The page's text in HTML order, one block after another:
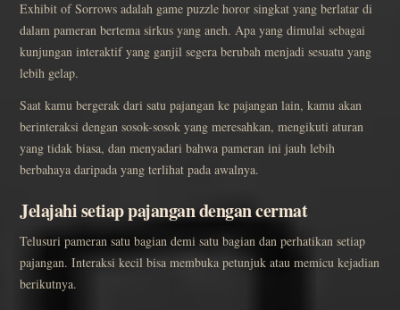
Exhibit of Sorrows adalah game puzzle horor singkat yang berlatar di
dalam pameran bertema sirkus yang aneh. Apa yang dimulai sebagai
kunjungan interaktif yang ganjil segera berubah menjadi sesuatu yang
lebih gelap.
Saat kamu bergerak dari satu pajangan ke pajangan lain, kamu akan
berinteraksi dengan sosok-sosok yang meresahkan, mengikuti aturan
yang tidak biasa, dan menyadari bahwa pameran ini jauh lebih
berbahaya daripada yang terlihat pada awalnya.
Jelajahi setiap pajangan dengan cermat
Telusuri pameran satu bagian demi satu bagian dan perhatikan setiap
pajangan. Interaksi kecil bisa membuka petunjuk atau memicu kejadian
berikutnya.